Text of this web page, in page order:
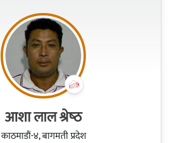
आशा लाल श्रेष्‍ठ
काठमाडौं-४, बागमती प्रदेश